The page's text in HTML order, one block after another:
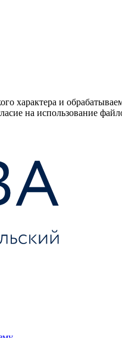
характера и
на использование